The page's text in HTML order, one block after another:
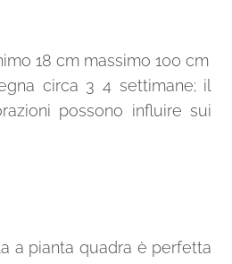
18 cm massimo 100 cm
circa 3 4 settimane; il
possono influire sui
a pianta quadra è perfetta